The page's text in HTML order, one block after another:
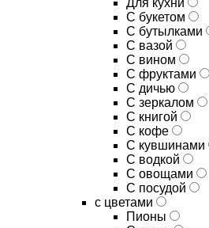
Для кухни
C букетом
C бутылками
C вазой
C вином
C фруктами
C дичью
C зеркалом
C книгой
C кофе
C кувшинами
C водкой
C овощами
C посудой
с цветами
Пионы